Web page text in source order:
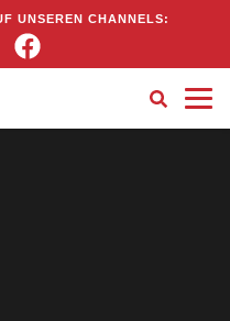
UNSEREN CHANNELS: